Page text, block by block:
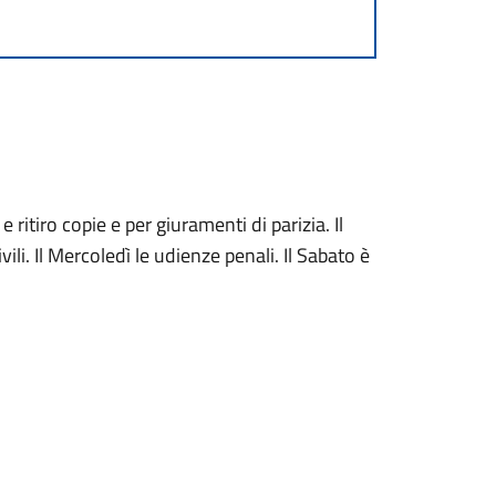
ritiro copie e per giuramenti di parizia. Il
Il Mercoledì le udienze penali. Il Sabato è